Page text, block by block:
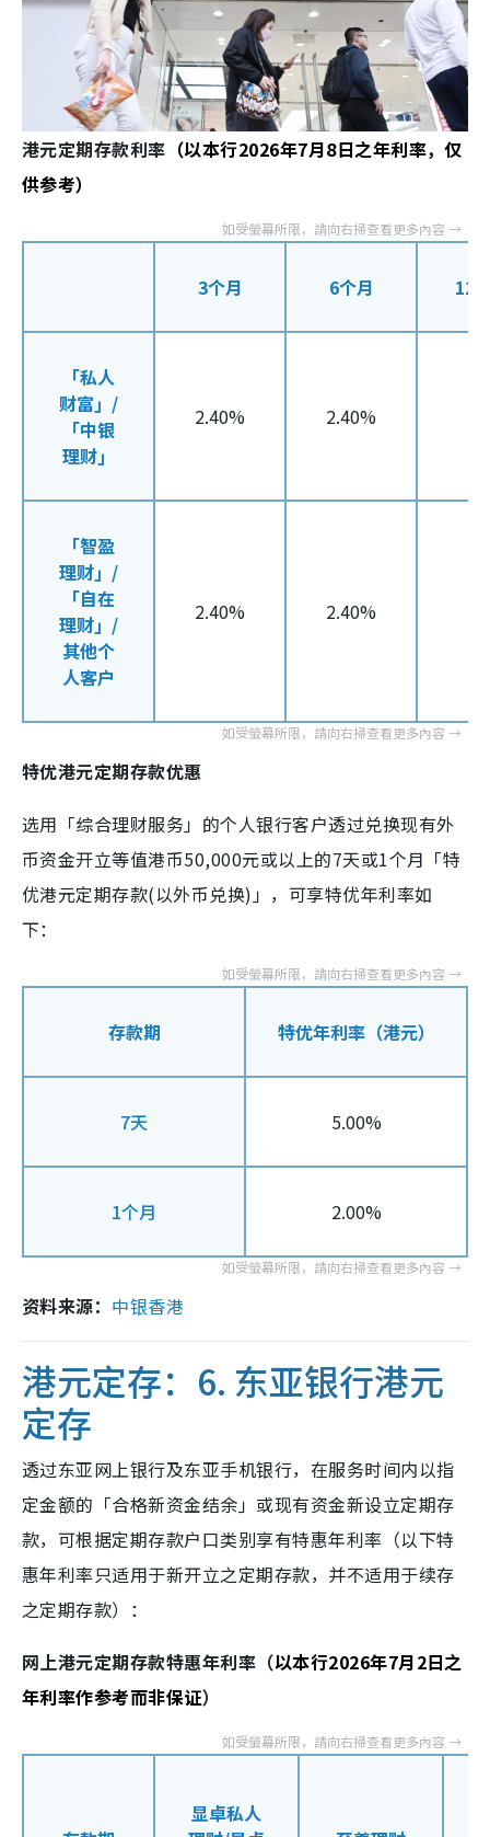
港元定期存款利率 （以本行2026年7月8日之年利率，仅
供参考）
3个月 6个月 12
「私人
财富」/
「中银
理财」
2.40% 2.40%
「智盈
理财」/
「自在
理财」/
其他个
人客户
2.40% 2.40%
特优港元定期存款优惠
选用「综合理财服务」的个人银行客户透过兑换现有外
币资金开立等值港币50,000元或以上的7天或1个月「特
优港元定期存款(以外币兑换)」，可享特优年利率如
下：
存款期 特优年利率（港元）
7天 5.00%
1个月 2.00%
资料来源： 中银香港
港元定存：6. 东亚银行港元
定存
透过东亚网上银行及东亚手机银行，在服务时间内以指
定金额的「合格新资金结余」或现有资金新设立定期存
款，可根据定期存款户口类别享有特惠年利率（以下特
惠年利率只适用于新开立之定期存款，并不适用于续存
之定期存款）：
网上港元定期存款特惠年利率（以本行2026年7月2日之
年利率作参考而非保证）
显卓私人